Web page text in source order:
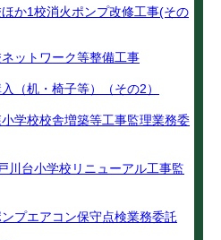
か1校消火ポンプ改修工事(その
ットワーク等整備工事
（机・椅子等）（その2）
学校校舎増築等工事監理業務委
川台小学校リニューアル工事監
プエアコン保守点検業務委託